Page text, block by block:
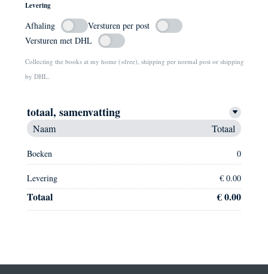
Levering
Afhaling
Versturen per post
Versturen met DHL
Collecting the books at my home (=free), shipping per normal post or shipping
by DHL.
totaal, samenvatting
Naam Totaal
Boeken 0
Levering € 0.00
Totaal € 0.00